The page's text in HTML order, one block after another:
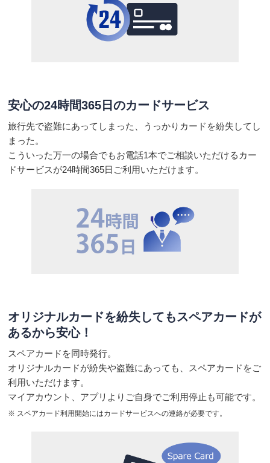
安心の24時間365日のカードサービス
旅行先で盗難にあってしまった、うっかりカードを紛失してし
まった。
こういった万一の場合でもお電話1本でご相談いただけるカー
ドサービスが24時間365日ご利用いただけます。
オリジナルカードを紛失してもスペアカードが
あるから安心！
スペアカードを同時発行。
オリジナルカードが紛失や盗難にあっても、スペアカードをご
利用いただけます。
マイアカウント、アプリよりご自身でご利用停止も可能です。
※ スペアカード利用開始にはカードサービスへの連絡が必要です。